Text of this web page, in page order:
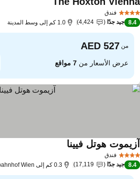
فندق
مشاهدة الأسعار
8.4 جيد جدًا 4,424 1.0 كم إلى وسط المدينة
من
عرض الأسعار من7 مواقع
فندق
هوتل فيينامشاهدة الأسعار
8.4 جيد جدًا 17,119 0.3 كم إلى Hauptbahnhof Wien